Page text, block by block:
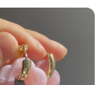
and Property:
Craftsmanship and
boucles oreille
and comfort for
look or seeking a